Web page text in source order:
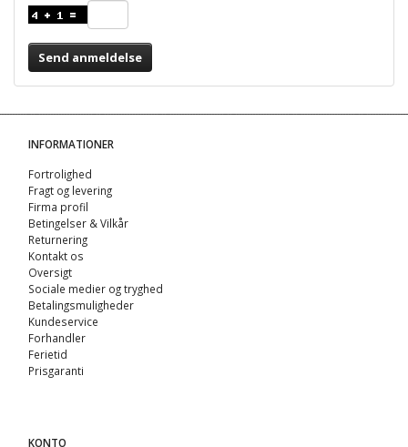
Send anmeldelse
INFORMATIONER
Fortrolighed
Fragt og levering
Firma profil
Betingelser & Vilkår
Returnering
Kontakt os
Oversigt
Sociale medier og tryghed
Betalingsmuligheder
Kundeservice
Forhandler
Ferietid
Prisgaranti
KONTO